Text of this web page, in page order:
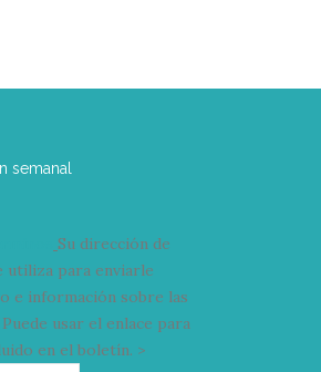
semanal
Su dirección de
para enviarle
e información sobre las
usar el enlace para
en el boletín. >